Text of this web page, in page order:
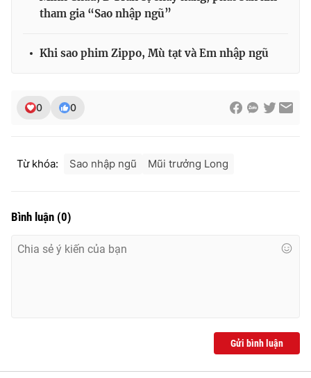
tham gia “Sao nhập ngũ”
Khi sao phim Zippo, Mù tạt và Em nhập ngũ
0 0
Từ khóa: Sao nhập ngũ Mũi trưởng Long
Bình luận (0)
Gửi bình luận